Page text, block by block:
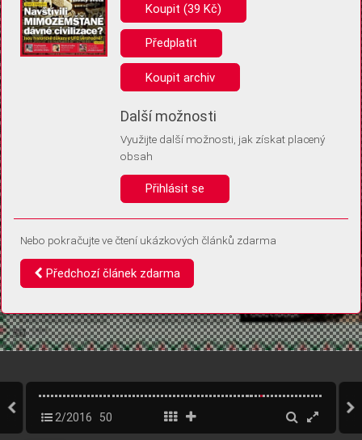
Pro základní fungování webu nepotřebujeme ukládat žádné informace
(tzv. cookies apod.). Rádi bychom vás ale požádali o souhlas s
uložením volitelných informací:
Anonymní unikátní ID
Díky němu příště poznáme, že se jedná o stejné zařízení, a
Identifikátor je zcela anonymní.
Vaše souhlasy a odmítnutí si ukládáme do vašeho zařízení, abychom se
vás už příště znovu neptali. Můžete je kdykoli později upravit ve Správě
2/2016 50
Koupit (39 Kč)
Předplatit
Koupit archiv
Další možnosti
Využijte další možnosti, jak získat placený
obsah
Přihlásit se
Nebo pokračujte ve čtení ukázkových článků zdarma
Předchozí článek zdarma